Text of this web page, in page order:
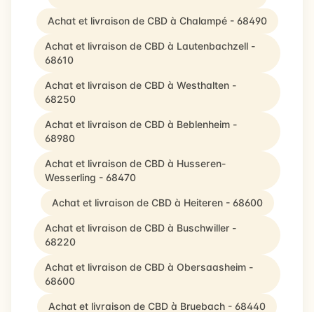
Achat et livraison de CBD à Chalampé - 68490
Achat et livraison de CBD à Lautenbachzell -
68610
Achat et livraison de CBD à Westhalten -
68250
Achat et livraison de CBD à Beblenheim -
68980
Achat et livraison de CBD à Husseren-
Wesserling - 68470
Achat et livraison de CBD à Heiteren - 68600
Achat et livraison de CBD à Buschwiller -
68220
Achat et livraison de CBD à Obersaasheim -
68600
Achat et livraison de CBD à Bruebach - 68440